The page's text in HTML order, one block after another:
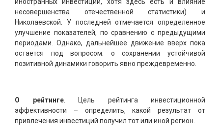
несовершенства отечественной статистики) и
Николаевской. У последней отмечается определенное
улучшение показателей, по сравнению с предыдущими
периодами. Однако, дальнейшее движение вверх пока
остается под вопросом: о сохранении устойчивой
позитивной динамики говорить явно преждевременно.
О рейтинге. Цель рейтинга инвестиционной
эффективности – определить, какой результат от
привлечения инвестиций получил тот или иной регион.